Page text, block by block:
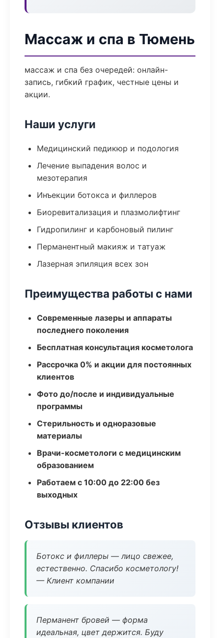
Массаж и спа в Тюмень
массаж и спа без очередей: онлайн-
запись, гибкий график, честные цены и
акции.
Наши услуги
Медицинский педикюр и подология
Лечение выпадения волос и
мезотерапия
Инъекции ботокса и филлеров
Биоревитализация и плазмолифтинг
Гидропилинг и карбоновый пилинг
Перманентный макияж и татуаж
Лазерная эпиляция всех зон
Преимущества работы с нами
Современные лазеры и аппараты
последнего поколения
Бесплатная консультация косметолога
Рассрочка 0% и акции для постоянных
клиентов
Фото до/после и индивидуальные
программы
Стерильность и одноразовые
материалы
Врачи-косметологи с медицинским
образованием
Работаем с 10:00 до 22:00 без
выходных
Отзывы клиентов
Ботокс и филлеры — лицо свежее,
естественно. Спасибо косметологу!
— Клиент компании
Перманент бровей — форма
идеальная, цвет держится. Буду